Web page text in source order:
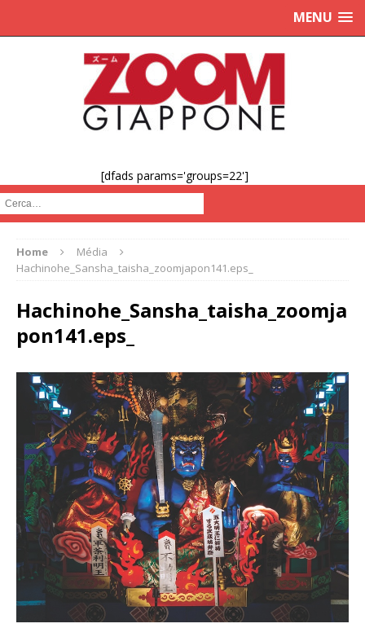
MENU
[dfads params='groups=22']
Cerca :
Home
Média
Hachinohe_Sansha_taisha_zoomjapon141.eps_
Hachinohe_Sansha_taisha_zoomja
pon141.eps_